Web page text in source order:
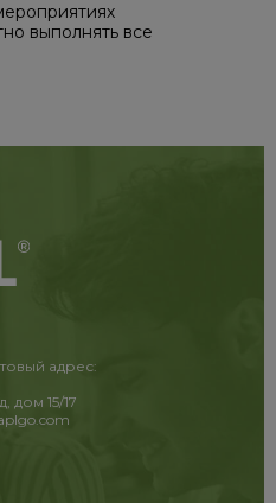
выполнять все
адрес:
дом 15/17